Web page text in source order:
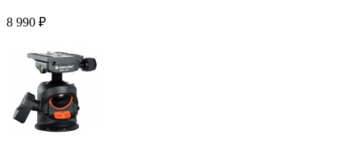
8 990 ₽